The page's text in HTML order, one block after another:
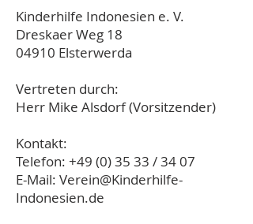
Kinderhilfe Indonesien e. V.
Dreskaer Weg 18
04910 Elsterwerda
Vertreten durch:
Herr Mike Alsdorf (Vorsitzender)
Kontakt:
Telefon: +49 (0) 35 33 / 34 07
E-Mail: Verein@Kinderhilfe-
Indonesien.de